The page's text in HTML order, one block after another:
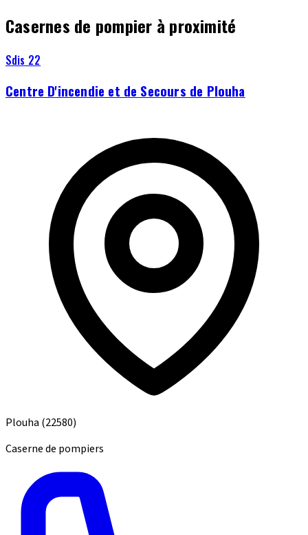
Casernes de pompier à proximité
Sdis 22
Centre D'incendie et de Secours de Plouha
Plouha (22580)
Caserne de pompiers